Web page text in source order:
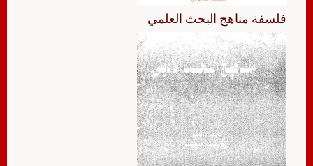
فلسفة مناهج البحث العلمي